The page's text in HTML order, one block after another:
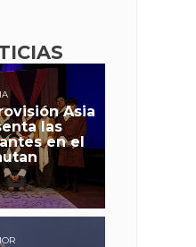
Asia
las
en el